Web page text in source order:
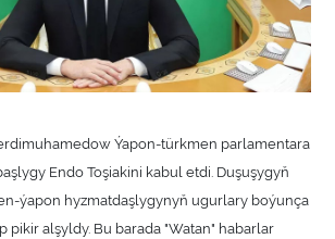
Ýapon-türkmen parlamentara
Endo Toşiakini kabul etdi. Duşuşygyň
ýapon hyzmatdaşlygynyň ugurlary boýunça
pikir alşyldy. Bu barada "Watan" habarlar